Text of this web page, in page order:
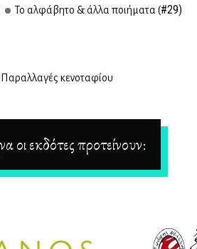
Το αλ­φά­βη­το & άλ­λα ποι­ή­μα­τα (#29)
κε­νο­τα­φί­ου
οι εκδότες προτείνουν: